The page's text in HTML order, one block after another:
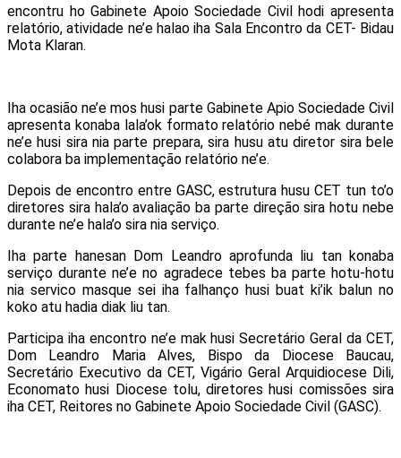
encontru ho Gabinete Apoio Sociedade Civil hodi apresenta
relatório, atividade ne’e halao iha Sala Encontro da CET- Bidau
Mota Klaran.
Iha ocasião ne’e mos husi parte Gabinete Apio Sociedade Civil
apresenta konaba lala’ok formato relatório nebé mak durante
ne’e husi sira nia parte prepara, sira husu atu diretor sira bele
colabora ba implementação relatório ne’e.
Depois de encontro entre GASC, estrutura husu CET tun to’o
diretores sira hala’o avaliação ba parte direção sira hotu nebe
durante ne’e hala’o sira nia serviço.
Iha parte hanesan Dom Leandro aprofunda liu tan konaba
serviço durante ne’e no agradece tebes ba parte hotu-hotu
nia servico masque sei iha falhanço husi buat ki’ik balun no
koko atu hadia diak liu tan.
Participa iha encontro ne’e mak husi Secretário Geral da CET,
Dom Leandro Maria Alves, Bispo da Diocese Baucau,
Secretário Executivo da CET, Vigário Geral Arquidiocese Dili,
Economato husi Diocese tolu, diretores husi comissões sira
iha CET, Reitores no Gabinete Apoio Sociedade Civil (GASC).